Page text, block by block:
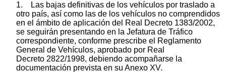
1. Las bajas definitivas de los vehículos por traslado a
otro país, así como las de los vehículos no comprendidos
en el ámbito de aplicación del Real Decreto 1383/2002,
se seguirán presentando en la Jefatura de Tráfico
correspondiente, conforme prescribe el Reglamento
General de Vehículos, aprobado por Real
Decreto 2822/1998, debiendo acompañarse la
documentación prevista en su Anexo XV.